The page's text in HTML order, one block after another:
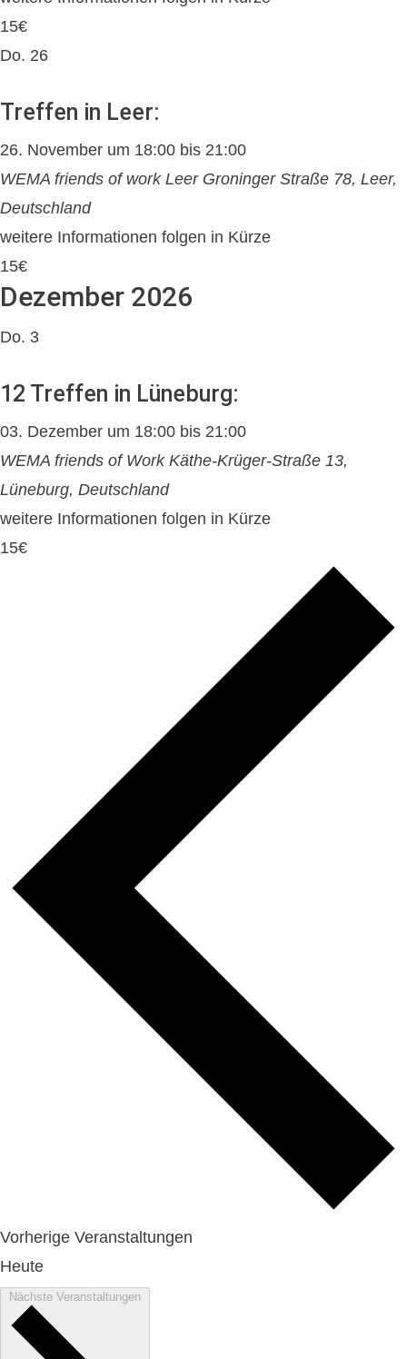
15€
Do. 26
Treffen in Leer:
26. November um 18:00 bis 21:00
WEMA friends of work Leer Groninger Straße 78, Leer,
Deutschland
weitere Informationen folgen in Kürze
15€
Dezember 2026
Do. 3
12 Treffen in Lüneburg:
03. Dezember um 18:00 bis 21:00
WEMA friends of Work Käthe-Krüger-Straße 13,
Lüneburg, Deutschland
weitere Informationen folgen in Kürze
15€
Vorherige Veranstaltungen
Heute
Nächste Veranstaltungen